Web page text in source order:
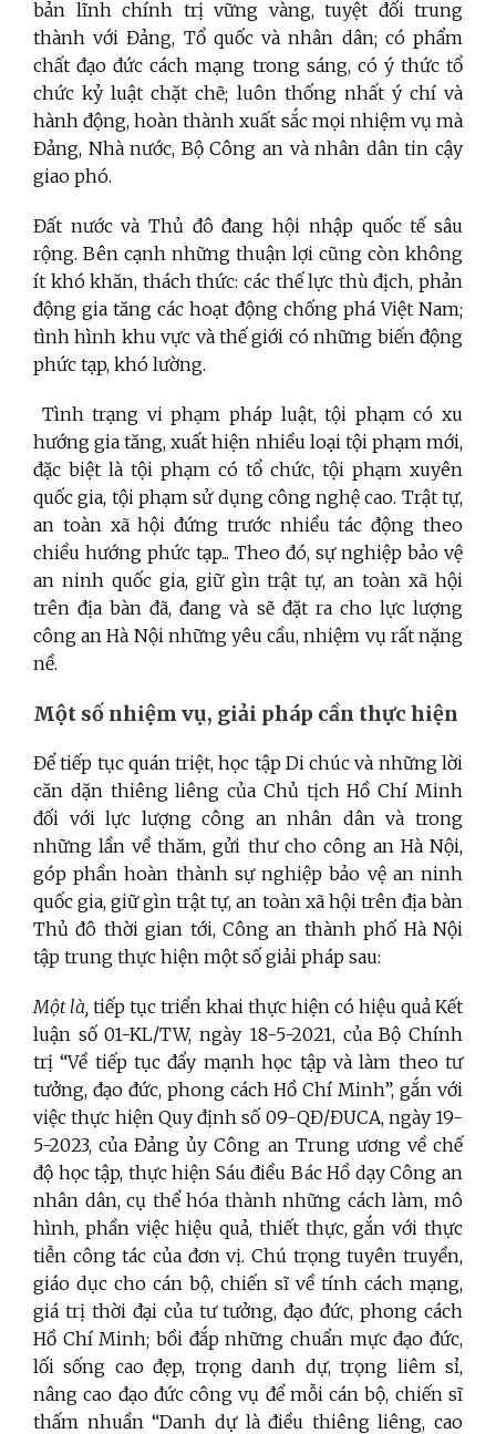
bản lĩnh chính trị vững vàng, tuyệt đối trung
thành với Đảng, Tổ quốc và nhân dân; có phẩm
chất đạo đức cách mạng trong sáng, có ý thức tổ
chức kỷ luật chặt chẽ; luôn thống nhất ý chí và
hành động, hoàn thành xuất sắc mọi nhiệm vụ mà
Đảng, Nhà nước, Bộ Công an và nhân dân tin cậy
giao phó.
Đất nước và Thủ đô đang hội nhập quốc tế sâu
rộng. Bên cạnh những thuận lợi cũng còn không
ít khó khăn, thách thức: các thế lực thù địch, phản
động gia tăng các hoạt động chống phá Việt Nam;
tình hình khu vực và thế giới có những biến động
phức tạp, khó lường.
Tình trạng vi phạm pháp luật, tội phạm có xu
hướng gia tăng, xuất hiện nhiều loại tội phạm mới,
đặc biệt là tội phạm có tổ chức, tội phạm xuyên
quốc gia, tội phạm sử dụng công nghệ cao. Trật tự,
an toàn xã hội đứng trước nhiều tác động theo
chiều hướng phức tạp... Theo đó, sự nghiệp bảo vệ
an ninh quốc gia, giữ gìn trật tự, an toàn xã hội
trên địa bàn đã, đang và sẽ đặt ra cho lực lượng
công an Hà Nội những yêu cầu, nhiệm vụ rất nặng
nề.
Một số nhiệm vụ, giải pháp cần thực hiện
Để tiếp tục quán triệt, học tập Di chúc và những lời
căn dặn thiêng liêng của Chủ tịch Hồ Chí Minh
đối với lực lượng công an nhân dân và trong
những lần về thăm, gửi thư cho công an Hà Nội,
góp phần hoàn thành sự nghiệp bảo vệ an ninh
quốc gia, giữ gìn trật tự, an toàn xã hội trên địa bàn
Thủ đô thời gian tới, Công an thành phố Hà Nội
tập trung thực hiện một số giải pháp sau:
Một là, tiếp tục triển khai thực hiện có hiệu quả Kết
luận số 01-KL/TW, ngày 18-5-2021, của Bộ Chính
trị “Về tiếp tục đẩy mạnh học tập và làm theo tư
tưởng, đạo đức, phong cách Hồ Chí Minh”, gắn với
việc thực hiện Quy định số 09-QĐ/ĐUCA, ngày 19-
5-2023, của Đảng ủy Công an Trung ương về chế
độ học tập, thực hiện Sáu điều Bác Hồ dạy Công an
nhân dân, cụ thể hóa thành những cách làm, mô
hình, phần việc hiệu quả, thiết thực, gắn với thực
tiễn công tác của đơn vị. Chú trọng tuyên truyền,
giáo dục cho cán bộ, chiến sĩ về tính cách mạng,
giá trị thời đại của tư tưởng, đạo đức, phong cách
Hồ Chí Minh; bồi đắp những chuẩn mực đạo đức,
lối sống cao đẹp, trọng danh dự, trọng liêm sỉ,
nâng cao đạo đức công vụ để mỗi cán bộ, chiến sĩ
thấm nhuần “Danh dự là điều thiêng liêng, cao